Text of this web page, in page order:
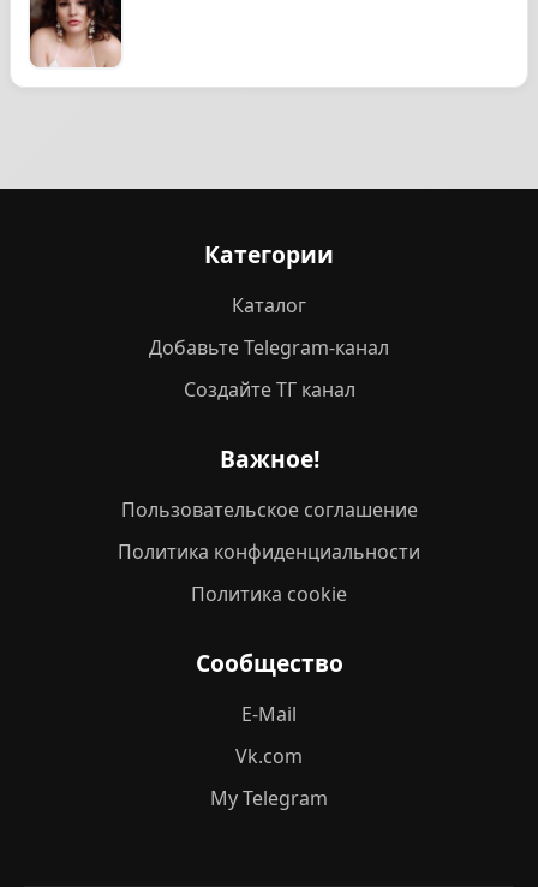
Категории
Каталог
Добавьте Telegram-канал
Создайте ТГ канал
Важное!
Пользовательское соглашение
Политика конфиденциальности
Политика cookie
Сообщество
E-Mail
Vk.com
My Telegram